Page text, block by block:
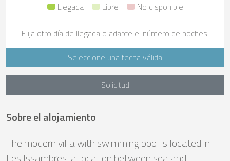
Llegada
Libre No disponible
Elija otro día de llegada o adapte el número de noches.
Seleccione una fecha válida
Solicitud
Sobre el alojamiento
The modern villa with swimming pool is located in